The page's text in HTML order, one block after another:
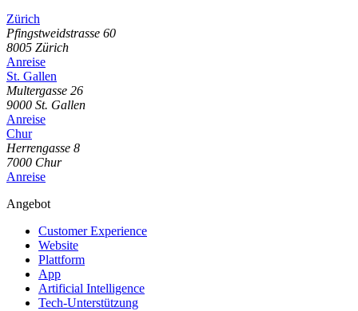
Zürich
Pfingstweidstrasse 60
8005 Zürich
Anreise
St. Gallen
Multergasse 26
9000 St. Gallen
Anreise
Chur
Herrengasse 8
7000 Chur
Anreise
Angebot
Customer Experience
Website
Plattform
App
Artificial Intelligence
Tech-Unterstützung